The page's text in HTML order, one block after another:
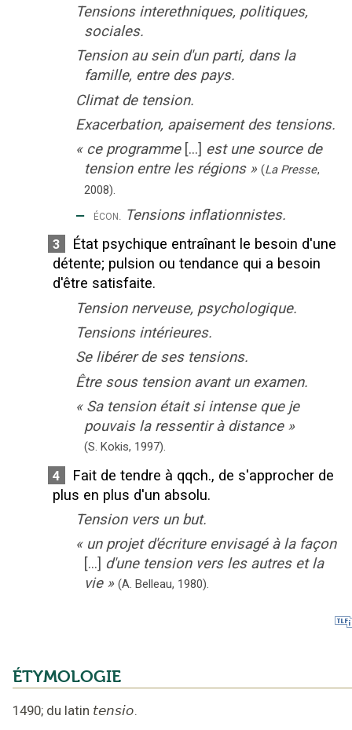
Tensions interethniques, politiques,
sociales.
Tension au sein d'un parti, dans la
famille, entre des pays.
Climat de tension.
Exacerbation, apaisement des tensions.
« ce programme [...] est une source de
tension entre les régions » (La Presse,
2008).
‒ écon. Tensions inflationnistes.
3
État psychique entraînant le besoin d'une
détente; pulsion ou tendance qui a besoin
d'être satisfaite.
Tension nerveuse, psychologique.
Tensions intérieures.
Se libérer de ses tensions.
Être sous tension avant un examen.
« Sa tension était si intense que je
pouvais la ressentir à distance »
(S. Kokis, 1997).
4
Fait de tendre à qqch., de s'approcher de
plus en plus d'un absolu.
Tension vers un but.
« un projet d'écriture envisagé à la façon
[...] d'une tension vers les autres et la
vie » (A. Belleau, 1980).
ÉTYMOLOGIE
1490; du latin tensio.